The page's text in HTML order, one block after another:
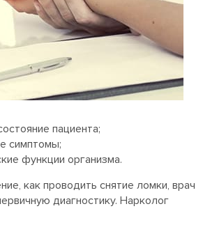
пациента;
симптомы;
функции организма.
как проводить снятие ломки, врач
диагностику. Нарколог